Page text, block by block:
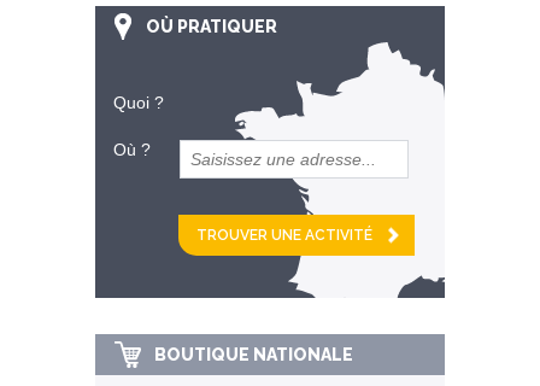
OÙ PRATIQUER
Quoi ?
Où ?
et
km alentour
BOUTIQUE NATIONALE